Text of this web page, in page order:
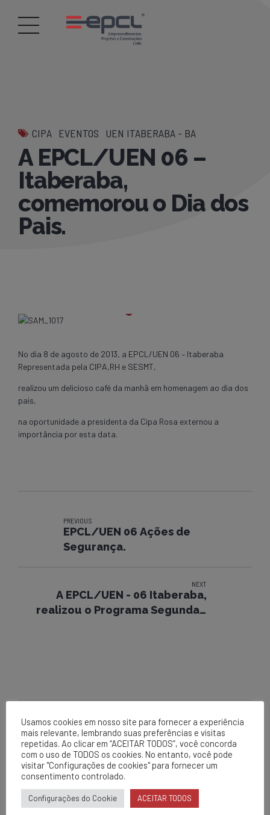
CIPA EVENTOS UEN ITABERABA - BA
A EPCL/UEN 06 –
Itaberaba,
comemorou o Dia dos
Pais.
No dia 8 de agosto de 2013, a EPCL/UEN 06 – Itaberaba
Representada pela CIPA,RH e SESMT,
realizou um delicioso café da manhã em homenagem ao dia dos
pais,
na oportunidade a presidenta da Cipa Rosa externou a
importância por esta data.
PREVIOUS
EPCL/UEN 06 Ações de
Segurança.
NEXT
A EPCL/UEN - 06 Itaberaba,
realizou o Programa Segunda +
EPCL
Matriz
Av. Centenário, 1420
Brumado - BA
0800 284 2269
Usamos cookies em nosso site para fornecer a experiência
mais relevante, lembrando suas preferências e visitas
repetidas. Ao clicar em “ACEITAR TODOS”, você concorda
com o uso de TODOS os cookies. No entanto, você pode
visitar "Configurações de cookies" para fornecer um
consentimento controlado.
Configurações do Cookie ACEITAR TODOS